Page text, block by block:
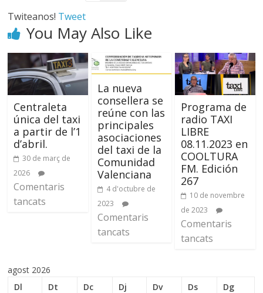
Twiteanos! Tweet
You May Also Like
Centraleta
única del taxi
a partir de l’1
d’abril.
30 de març de
2026
Comentaris
tancats
La nueva
consellera se
reúne con las
principales
asociaciones
del taxi de la
Comunidad
Valenciana
4 d'octubre de
2023
Comentaris
tancats
Programa de
radio TAXI
LIBRE
08.11.2023 en
COOLTURA
FM. Edición
267
10 de novembre
de 2023
Comentaris
tancats
agost 2026
Dl
Dt Dc Dj Dv Ds
Dg